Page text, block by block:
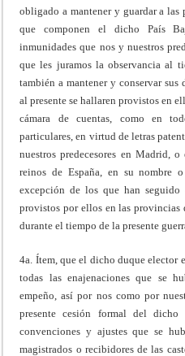
obligado a mantener y guardar a
que componen el dicho País
inmunidades que nos y nuestros
que les juramos la observancia al
también a mantener y conservar
al presente se hallaren provistos en
cámara de cuentas, como en
particulares, en virtud de letras
nuestros predecesores en Madrid,
reinos de España, en su nombre
excepción de los que han
provistos por ellos en las provincias
durante el tiempo de la presente
4a. Ítem, que el dicho duque elector
todas las enajenaciones que se
empeño, así por nos como por
presente cesión formal del
convenciones y ajustes que se
magistrados o recibidores de las